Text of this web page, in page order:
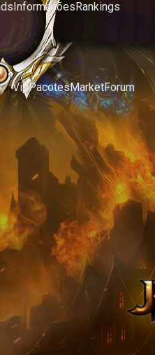
InformaçõesRankings
VipPacotesMarketForum